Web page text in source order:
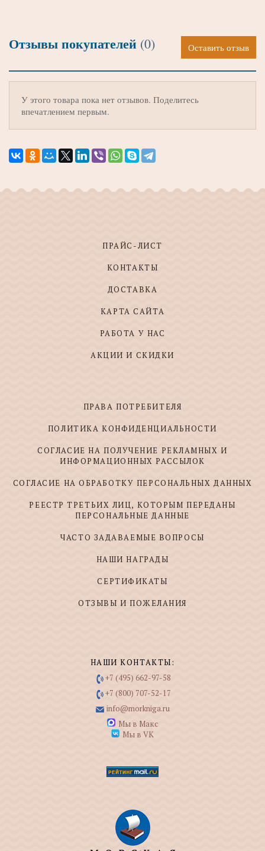
Отзывы покупателей (0) Оставить отзыв
У этого товара пока нет отзывов. Поделитесь
впечатлением первым.
ПРАЙС-ЛИСТ
КОНТАКТЫ
ДОСТАВКА
КАРТА САЙТА
РАБОТА У НАС
АКЦИИ И СКИДКИ
ПРАВА ПОТРЕБИТЕЛЯ
ПОЛИТИКА КОНФИДЕНЦИАЛЬНОСТИ
СОГЛАСИЕ НА ПОЛУЧЕНИЕ РЕКЛАМНЫХ И
ИНФОРМАЦИОННЫХ РАССЫЛОК
СОГЛАСИЕ НА ОБРАБОТКУ ПЕРСОНАЛЬНЫХ ДАННЫХ
РЕЕСТР ТРЕТЬИХ ЛИЦ, КОТОРЫМ ПЕРЕДАНЫ
ПЕРСОНАЛЬНЫЕ ДАННЫЕ
ЧАСТО ЗАДАВАЕМЫЕ ВОПРОСЫ
НАШИ НАГРАДЫ
СЕРТИФИКАТЫ
ОТЗЫВЫ И ПОЖЕЛАНИЯ
НАШИ КОНТАКТЫ:
+7 (495) 662-97-58
+7 (800) 707-52-17
info@morkniga.ru
Мы в Макс
Мы в VK